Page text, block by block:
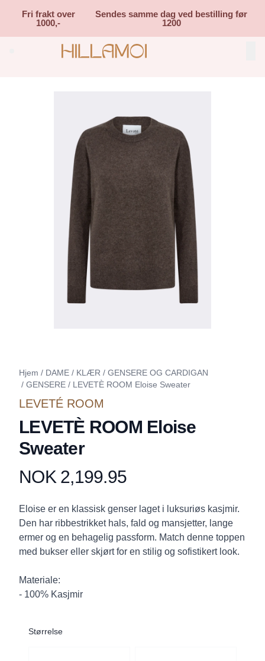
Fri frakt over
1000,-
Sendes samme dag ved bestilling før
1200
Search (⌘K)
Hjem / DAME / KLÆR / GENSERE OG CARDIGAN
/ GENSERE / LEVETÈ ROOM Eloise Sweater
LEVETÉ ROOM
LEVETÈ ROOM Eloise
Sweater
Produktdetaljer
NOK 2,199.95
Description
Eloise er en klassisk genser laget i luksuriøs kasjmir.
Den har ribbestrikket hals, fald og mansjetter, lange
ermer og en behagelig passform. Match denne toppen
med bukser eller skjørt for en stilig og sofistikert look.
Materiale:
- 100% Kasjmir
Størrelse